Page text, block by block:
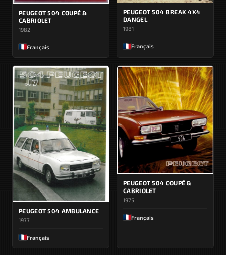
PEUGEOT 504 COUPÉ &
CABRIOLET
1982
Français
PEUGEOT 504 BREAK 4X4
DANGEL
1981
Français
PEUGEOT 504 AMBULANCE
1977
Français
PEUGEOT 504 COUPÉ &
CABRIOLET
1975
Français